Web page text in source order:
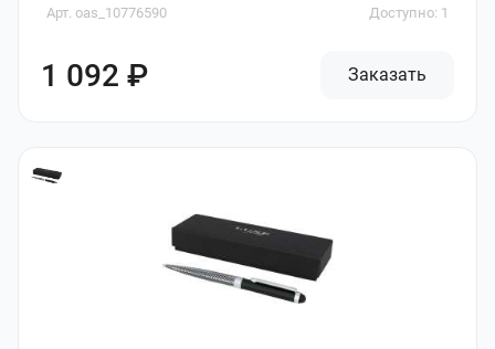
Арт. oas_10776590 Доступно: 1
1 092 ₽ Заказать